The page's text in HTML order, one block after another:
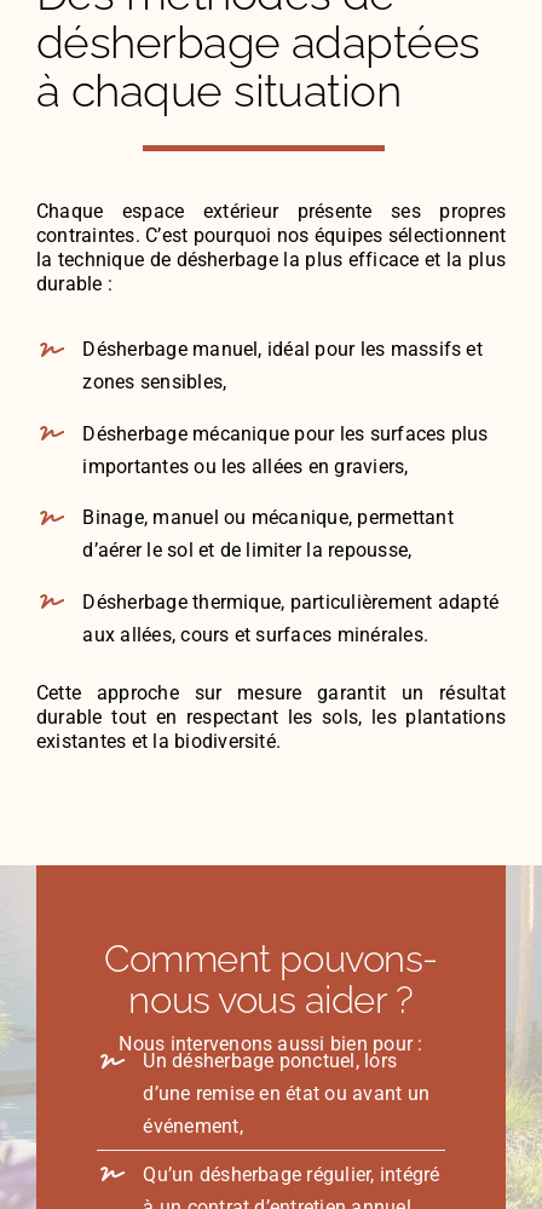
désherbage adaptées
à chaque situation
Chaque espace extérieur présente ses propres
contraintes. C’est pourquoi nos équipes sélectionnent
la technique de désherbage la plus efficace et la plus
durable :
Désherbage manuel, idéal pour les massifs et
zones sensibles,
Désherbage mécanique pour les surfaces plus
importantes ou les allées en graviers,
Binage, manuel ou mécanique, permettant
d’aérer le sol et de limiter la repousse,
Désherbage thermique, particulièrement adapté
aux allées, cours et surfaces minérales.
Cette approche sur mesure garantit un résultat
durable tout en respectant les sols, les plantations
existantes et la biodiversité.
Comment pouvons-
nous vous aider ?
Nous intervenons aussi bien pour :
Un désherbage ponctuel, lors
d’une remise en état ou avant un
événement,
Qu’un désherbage régulier, intégré